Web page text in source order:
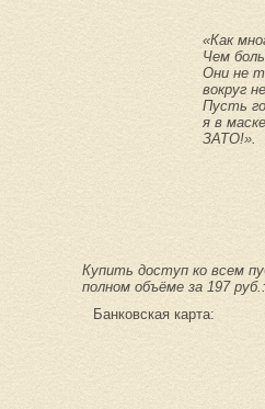
«Как
Чем
Они не
вокруг
Пусть
я в
ЗАТО!».
Купить доступ ко всем
полном объёме за 197 руб.:
Банковская карта: